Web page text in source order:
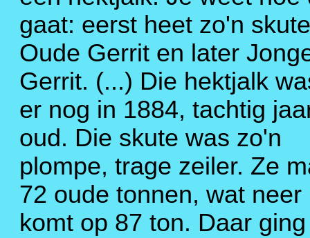
gaat: eerst heet zo'n skute
Oude Gerrit en later
Gerrit. (...) Die hektjalk
er nog in 1884, tachtig
oud. Die skute was zo'n
plompe, trage zeiler. Ze
72 oude tonnen, wat neer
komt op 87 ton. Daar